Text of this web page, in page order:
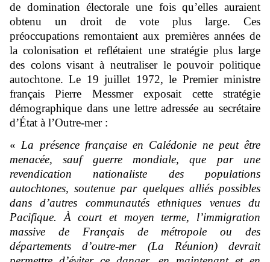
de domination électorale une fois qu’elles auraient
obtenu un droit de vote plus large. Ces
préoccupations remontaient aux premières années de
la colonisation et reflétaient une stratégie plus large
des colons visant à neutraliser le pouvoir politique
autochtone. Le 19 juillet 1972, le Premier ministre
français Pierre Messmer exposait cette stratégie
démographique dans une lettre adressée au secrétaire
d’État à l’Outre-mer :
« La présence française en Calédonie ne peut être
menacée, sauf guerre mondiale, que par une
revendication nationaliste des populations
autochtones, soutenue par quelques alliés possibles
dans d’autres communautés ethniques venues du
Pacifique. À court et moyen terme, l’immigration
massive de Français de métropole ou des
départements d’outre-mer (La Réunion) devrait